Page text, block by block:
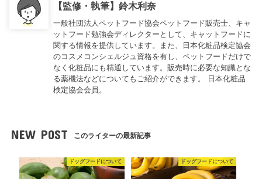
【監修・執筆】鈴木利奈
一般社団法人ペットフード協会ペットフード販売士、キャ
ットフード勉強会ディレクターとして、キャットフードに
関する情報を提供しています。また、日本化粧品検定協会
のコスメコンシェルジュ資格を有し、ペットフードだけで
なく化粧品にも精通しています。販売時に必要な知識とな
る薬機法などについてもご紹介ができます。 日本化粧品
検定協会会員。
NEW POST このライターの最新記事
ドッグフードについて ドッグフードについて